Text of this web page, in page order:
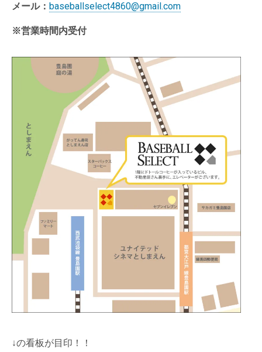
メール： baseballselect4860@gmail.com
※営業時間内受付
↓の看板が目印！！